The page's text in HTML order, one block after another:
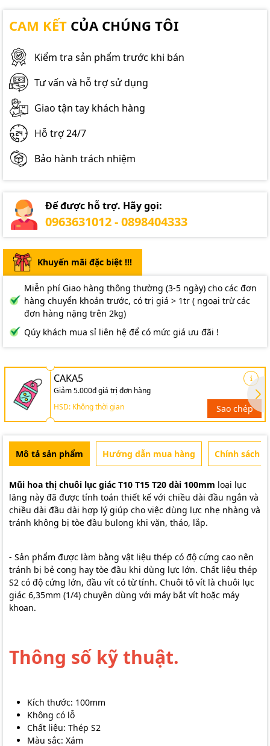
CAM KẾT CỦA CHÚNG TÔI
Kiểm tra sản phẩm trước khi bán
Tư vấn và hỗ trợ sử dụng
Giao tận tay khách hàng
Hỗ trợ 24/7
Bảo hành trách nhiệm
Để được hỗ trợ. Hãy gọi:
0963631012 - 0898404333
Khuyến mãi đặc biệt !!!
Miễn phí Giao hàng thông thường (3-5 ngày) cho các đơn
hàng chuyển khoản trước, có trị giá > 1tr ( ngoại trừ các
đơn hàng nặng trên 2kg)
Qúy khách mua sỉ liên hệ để có mức giá ưu đãi !
CAKA5
Giảm 5.000đ giá trị đơn hàng
HSD: Không thời gian
Sao chép
Mô tả sản phẩm Hướng dẫn mua hàng Chính sách
Mũi hoa thị chuôi lục giác T10 T15 T20 dài 100mm loại lục
lăng này đã được tính toán thiết kế với chiều dài đầu ngắn và
chiều dài đầu dài hợp lý giúp cho việc dùng lực nhẹ nhàng và
tránh không bị tòe đầu bulong khi vặn, tháo, lắp.
- Sản phẩm được làm bằng vật liệu thép có độ cứng cao nên
tránh bị bẻ cong hay tòe đầu khi dùng lực lớn. Chất liệu thép
S2 có độ cứng lớn, đầu vít có từ tính. Chuôi tô vít là chuôi lục
giác 6,35mm (1/4) chuyên dùng với máy bắt vít hoặc máy
khoan.
Thông số kỹ thuật.
Kích thước: 100mm
Không có lỗ
Chất liệu: Thép S2
Màu sắc: Xám